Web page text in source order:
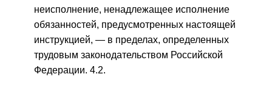
неисполнение, ненадлежащее исполнение
обязанностей, предусмотренных настоящей
инструкцией, — в пределах, определенных
трудовым законодательством Российской
Федерации. 4.2.